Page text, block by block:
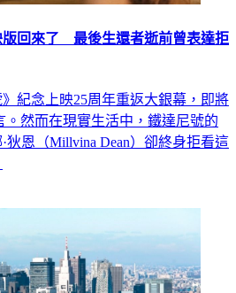
版回來了 最後生還者逝前曾表達拒
紀念上映25周年重返大銀幕，即將
然而在現實生活中，鐵達尼號的
狄恩（Millvina Dean）卻終身拒看這